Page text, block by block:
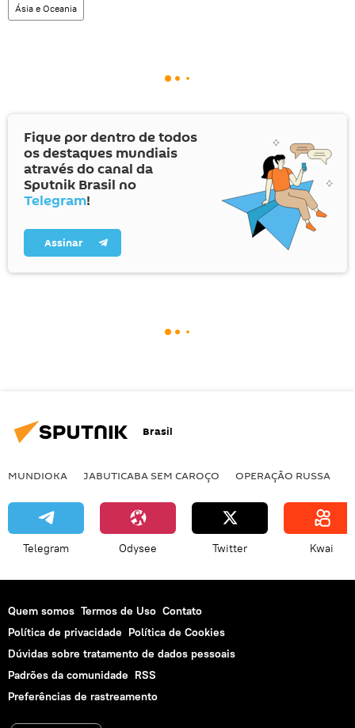
Ásia e Oceania
Fique por dentro de todos
os destaques mundiais
através do canal da
Sputnik Brasil no
Telegram!
Assinar
Brasil
MUNDIOKA JABUTICABA SEM CAROÇO OPERAÇÃO RUSSA
Telegram Odysee Twitter Kwai
Quem somos Termos de Uso Contato
Política de privacidade Política de Cookies
Dúvidas sobre tratamento de dados pessoais
Padrões da comunidade RSS
Preferências de rastreamento